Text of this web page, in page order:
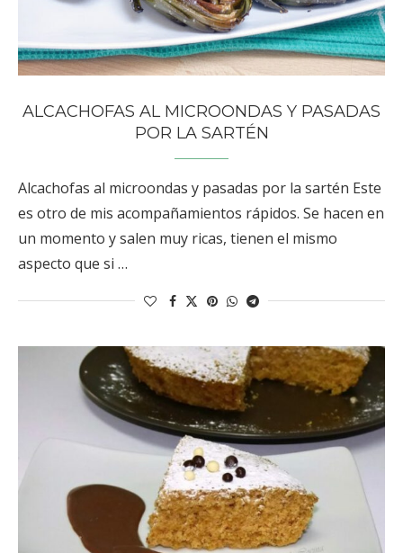
ALCACHOFAS AL MICROONDAS Y PASADAS
POR LA SARTÉN
Alcachofas al microondas y pasadas por la sartén Este
es otro de mis acompañamientos rápidos. Se hacen en
un momento y salen muy ricas, tienen el mismo
aspecto que si …